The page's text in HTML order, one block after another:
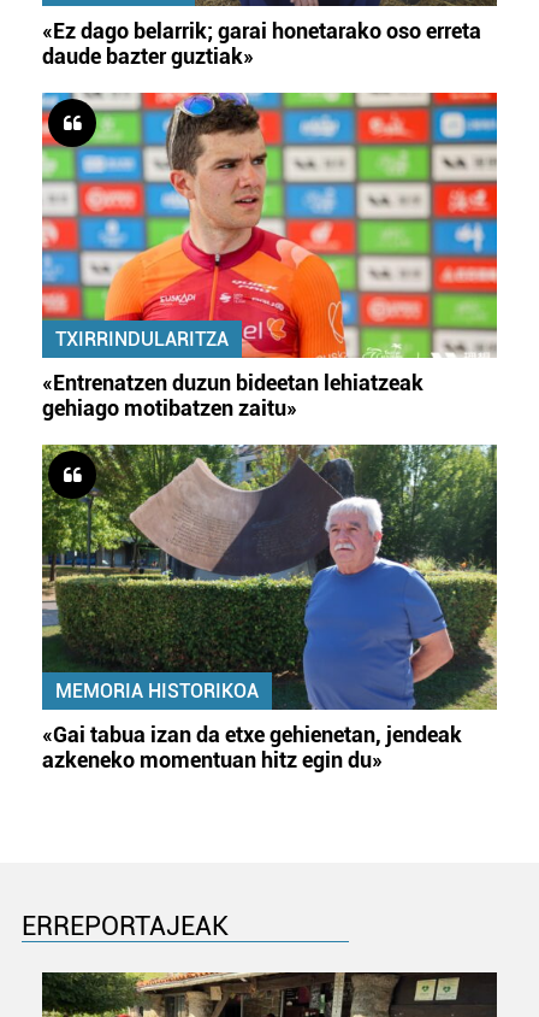
«Ez dago belarrik; garai honetarako oso erreta
daude bazter guztiak»
TXIRRINDULARITZA
«Entrenatzen duzun bideetan lehiatzeak
gehiago motibatzen zaitu»
MEMORIA HISTORIKOA
«Gai tabua izan da etxe gehienetan, jendeak
azkeneko momentuan hitz egin du»
ERREPORTAJEAK